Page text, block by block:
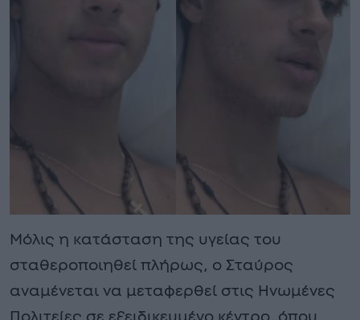
Μόλις η κατάσταση της υγείας του
σταθεροποιηθεί πλήρως, ο Σταύρος
αναμένεται να μεταφερθεί στις Ηνωμένες